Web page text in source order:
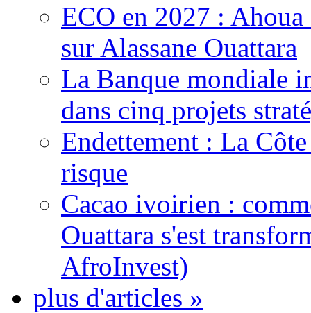
ECO en 2027 :
sur Alassane Ouattara
La Banque mondiale
dans cinq projets
Endettement : La
risque
Cacao ivoirien :
Ouattara s'est
AfroInvest)
plus d'articles »